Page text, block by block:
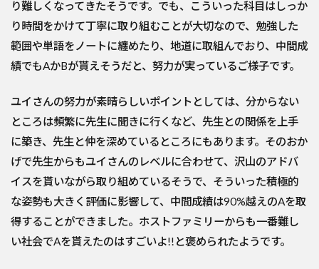
り難しくなってきたそうです。でも、こういった科目はしっか
り時間をかけて丁寧に取り組むことが大切なので、勉強した
範囲や単語をノートに纏めたり、地道に取組んでおり、中間成
績でもAかBが貰えそうだと、努力が実っているご様子です。
ユイさんの努力が素晴らしいポイントとしては、分からない
ところは頻繁に先生に聞きに行くなど、先生との関係を上手
に築き、先生と仲を深めているところにもあります。そのおか
げで先生からもユイさんのレベルに合わせて、沢山のアドバ
イスを貰いながら取り組めているそうで、そういった積極的
な姿勢も大きく評価に影響して、中間成績は90%越えのAを取
得することができました。ホストファミリーからも一番難し
い社会でAを貰えたのはすごいよ!!と褒められたようです。